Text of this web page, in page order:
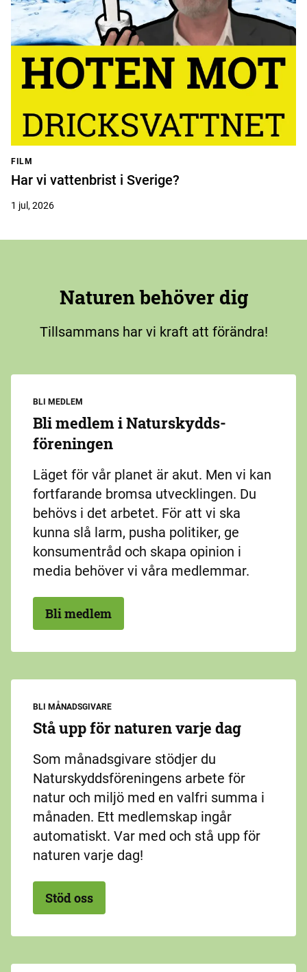
FILM
Har vi vattenbrist i Sverige?
1 jul, 2026
Naturen behöver dig
Tillsammans har vi kraft att förändra!
BLI MEDLEM
Bli medlem i Naturskydds­
föreningen
Läget för vår planet är akut. Men vi kan
fortfarande bromsa utvecklingen. Du
behövs i det arbetet. För att vi ska
kunna slå larm, pusha politiker, ge
konsumentråd och skapa opinion i
media behöver vi våra medlemmar.
Bli medlem
BLI MÅNADSGIVARE
Stå upp för naturen varje dag
Som månadsgivare stödjer du
Naturskyddsföreningens arbete för
natur och miljö med en valfri summa i
månaden. Ett medlemskap ingår
automatiskt. Var med och stå upp för
naturen varje dag!
Stöd oss